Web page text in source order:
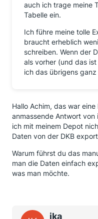
auch ich trage meine
Tabelle ein.
Ich führe meine tolle
braucht erheblich
schreiben. Wenn der
als vorher (und das
ich das übrigens ganz
Hallo Achim, das war
anmassende Antwort
ich mit meinem Depot
Daten von der DKB
Warum führst du das
man die Daten einfach
was man möchte.
ika